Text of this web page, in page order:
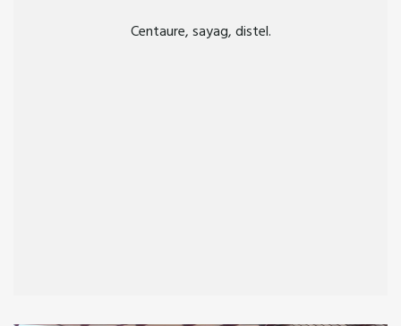
Centaure, sayag, distel.